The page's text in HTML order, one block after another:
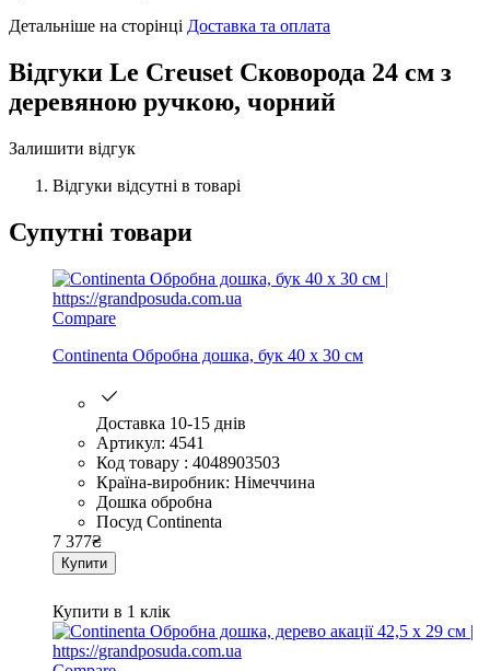
Детальніше на сторінці Доставка та оплата
Відгуки Le Creuset Сковорода 24 см з
деревяною ручкою, чорний
Залишити відгук
Відгуки відсутні в товарі
Супутні товари
Compare
Continenta Обробна дошка, бук 40 х 30 см
Доставка 10-15 днів
Артикул: 4541
Код товару : 4048903503
Країна-виробник: Німеччина
Дошка обробна
Посуд Continenta
7 377₴
Купити
Купити в 1 клік